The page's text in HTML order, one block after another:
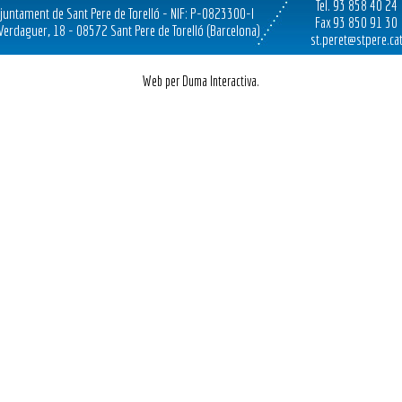
de Sant Pere de Torelló - NIF: P-0823300-I
18 - 08572 Sant Pere de Torelló (Barcelona)
Tel. 93 858 40 24
Fax 93 850 91 30
st.peret@stpere.cat
Web per Duma Interactiva.